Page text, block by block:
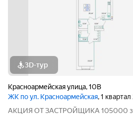
3D-тур
Красноармейская улица,10В
ЖК по ул. Красноармейская, 1
АКЦИЯ ОТ ЗАСТРОЙЩИКА 105000 за